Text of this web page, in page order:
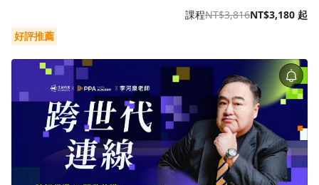
課程NT$3,816NT$3,180 起
好評推薦